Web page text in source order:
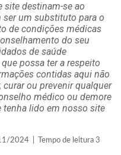
site destinam-se ao
um substituto para o
de condições médicas
do seu
de saúde
possa ter a respeito
contidas aqui não
curar ou prevenir qualquer
médico ou demore
tenha lido em nosso site
2024 | Tempo de leitura 3